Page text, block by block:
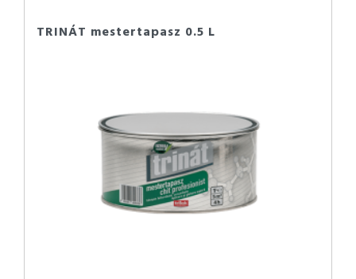
TRINÁT mestertapasz 0.5 L